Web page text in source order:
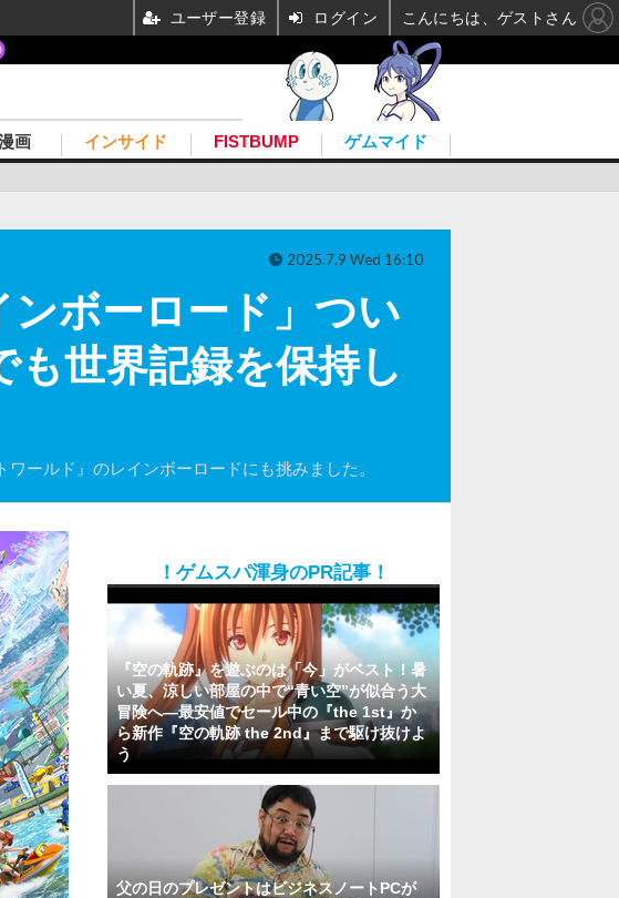
画 インサイド FISTBUMP ゲムマイド
ンボーロード」つい
も世界記録を保持し
ールド』のレインボーロードにも挑みました。
2025.7.9 Wed 16:10
！ゲムスパ渾身のPR記事！
『空の軌跡』を遊ぶのは「今」がベスト！暑
い夏、涼しい部屋の中で“青い空”が似合う大
冒険へ―最安値でセール中の『the 1st』か
ら新作『空の軌跡 the 2nd』まで駆け抜けよ
う
父の日のプレゼントはビジネスノートPCが
ユーザー登録 ログイン こんにちは、ゲストさん